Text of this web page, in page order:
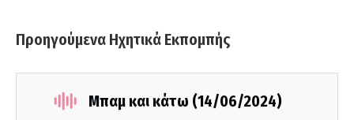
Προηγούμενα Ηχητικά Εκπομπής
Μπαμ και κάτω (14/06/2024)